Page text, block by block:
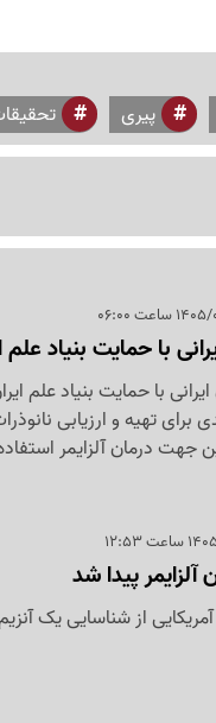
پیری
با حمایت بنیاد علم
با حمایت بنیاد علم
تهیه و ارزیابی
جهت درمان آلزایمر
آلزایمر پیدا شد
از شناسایی یک